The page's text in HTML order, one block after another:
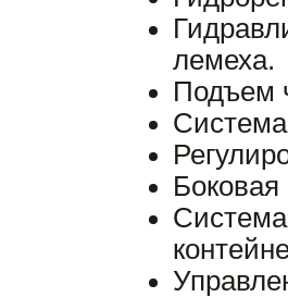
лемеха.
Подъем
Боковая